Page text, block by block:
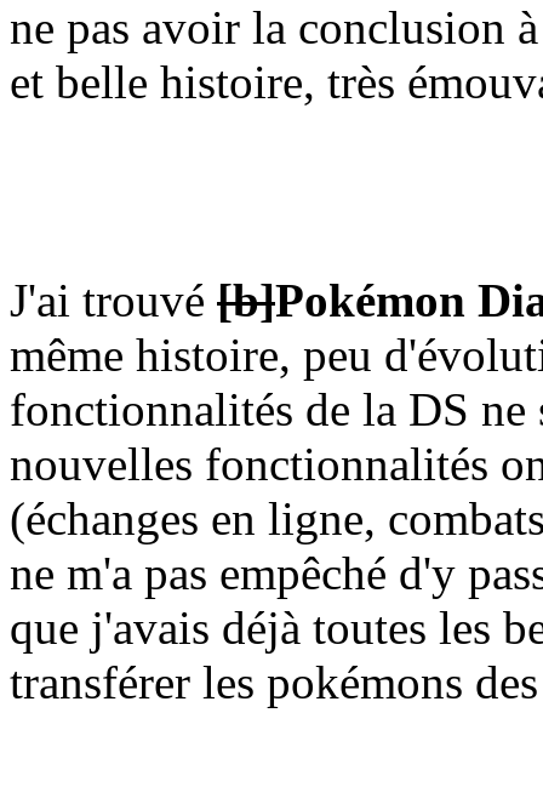
ne pas avoir la conclusion
et belle histoire, très
J'ai trouvé [b]Pokémon
même histoire, peu
fonctionnalités de la DS ne
nouvelles fonctionnalités
(échanges en ligne,
ne m'a pas empêché d'y
que j'avais déjà toutes les
transférer les pokémons